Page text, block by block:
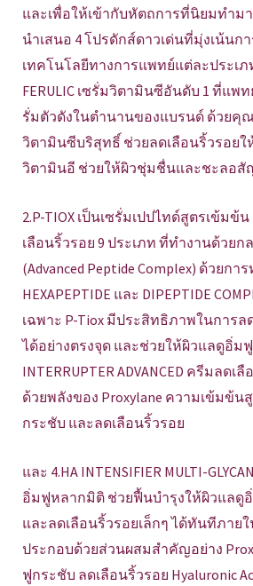
และเพื่อให้เข้ากับหัตถการที่นิยมทำ
นำเสนอ 4 โปรดักส์ดาวเด่นที่มุ่งเน้นก
เทคโนโลยีทางการแพทย์แต่ละประเภ
FERULIC เซรั่มวิตามินซีอันดับ 1 ที่แพ
รั่มตัวดังในตำนานของแบรนด์ ด้วยคุ
วิตามินซีบริสุทธิ์ ช่วยลดเลือนริ้วรอยใ
วิตามินอี ช่วยให้ผิวชุ่มชื่นและชะลอ
2.P-TIOX เป็นเซรั่มเปปไทด์สูตรเข้ม
เลือนริ้วรอย 9 ประเภท ที่ทำงานด้วย
(Advanced Peptide Complex) ด้วยก
HEXAPEPTIDE และ DIPEPTIDE
เฉพาะ P-Tiox มีประสิทธิภาพในการล
ได้อย่างตรงจุด และช่วยให้ผิวแลดูอิ่มฟู
INTERRUPTER ADVANCED ครีมลด
ด้วยพลังของ Proxylane ความเข้มข้น
กระชับ และลดเลือนริ้วรอย
และ 4.HA INTENSIFIER MULTI-
อิ่มฟูหลากมิติ ช่วยฟื้นบำรุงให้ผิวแลดูอิ่
และลดเลือนริ้วรอยเล็กๆ ได้ทันทีภายใ
ประกอบด้วยส่วนผสมสำคัญอย่าง
ฟูกระชับ ลดเลือนริ้วรอย Hyaluronic